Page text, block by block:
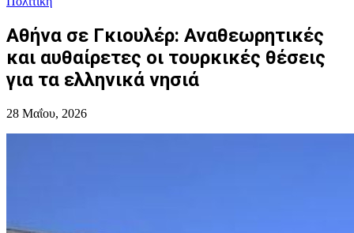
Αθήνα σε Γκιουλέρ: Αναθεωρητικές
και αυθαίρετες οι τουρκικές θέσεις
για τα ελληνικά νησιά
28 Μαΐου, 2026